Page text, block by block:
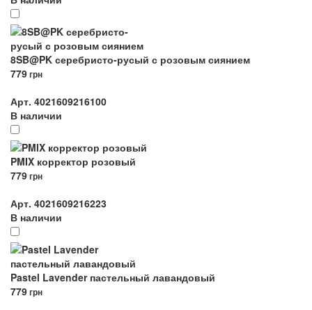
8SB@PK серебристо-русый с розовым сиянием
779грн
Арт. 4021609216100
В наличии
PMIX корректор розовый
779грн
Арт. 4021609216223
В наличии
Pastel Lavender пастельный лавандовый
779грн